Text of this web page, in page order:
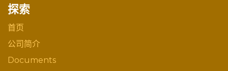
探索
首页
公司简介
Documents